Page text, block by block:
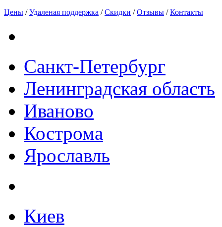
Цены /Удаленая поддержка /Скидки /Отзывы /Контакты
Санкт-Петербург
Ленинградская область
Иваново
Кострома
Ярославль
Киев